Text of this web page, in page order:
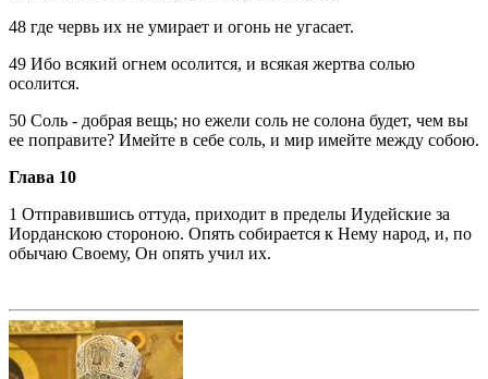
48 где червь их не умирает и огонь не угасает.
49 Ибо всякий огнем осолится, и всякая жертва солью
осолится.
50 Соль - добрая вещь; но ежели соль не солона будет, чем вы
ее поправите? Имейте в себе соль, и мир имейте между собою.
Глава 10
1 Отправившись оттуда, приходит в пределы Иудейские за
Иорданскою стороною. Опять собирается к Нему народ, и, по
обычаю Своему, Он опять учил их.